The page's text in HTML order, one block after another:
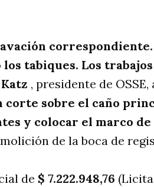
correspondiente.
tabiques. Los
, presidente de
corte sobre el caño
y colocar el marco
de la boca de
de $ 7.222.948,76